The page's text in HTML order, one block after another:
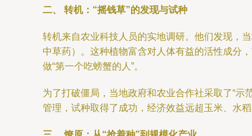
二、 转机：“摇钱草”的发现与试种
转机来自农业科技人员的实地调研。他们发现，
中草药）。这种植物富含对人体有益的活性成分
做“第一个吃螃蟹的人”。
为了打破僵局，当地政府和农业合作社采取了“
管理，试种取得了成功，经济效益远超玉米、水